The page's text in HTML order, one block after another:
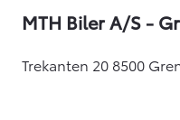
MTH Biler A/S -
Trekanten 20 8500